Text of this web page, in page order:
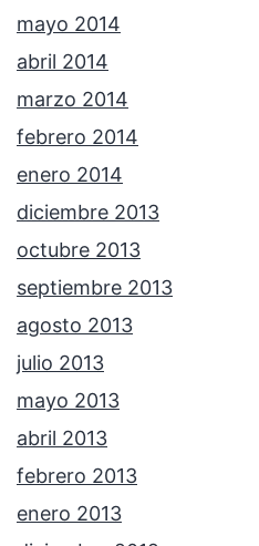
mayo 2014
abril 2014
marzo 2014
febrero 2014
enero 2014
diciembre 2013
octubre 2013
septiembre 2013
agosto 2013
julio 2013
mayo 2013
abril 2013
febrero 2013
enero 2013